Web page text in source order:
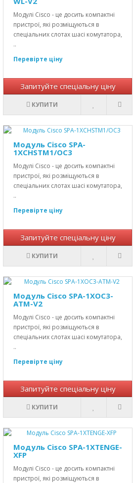
Модулі Cisco - це досить компактні
пристрої, які розміщуються в
спеціальних слотах шасі комутатора,
..
Перевірте ціну
Запитуйте спеціальну ціну
КУПИТИ
Модуль Cisco SPA-
1XCHSTM1/OC3
Модулі Cisco - це досить компактні
пристрої, які розміщуються в
спеціальних слотах шасі комутатора,
..
Перевірте ціну
Запитуйте спеціальну ціну
КУПИТИ
Модуль Cisco SPA-1XOC3-
ATM-V2
Модулі Cisco - це досить компактні
пристрої, які розміщуються в
спеціальних слотах шасі комутатора,
..
Перевірте ціну
Запитуйте спеціальну ціну
КУПИТИ
Модуль Cisco SPA-1XTENGE-
XFP
Модулі Cisco - це досить компактні
пристрої, які розміщуються в